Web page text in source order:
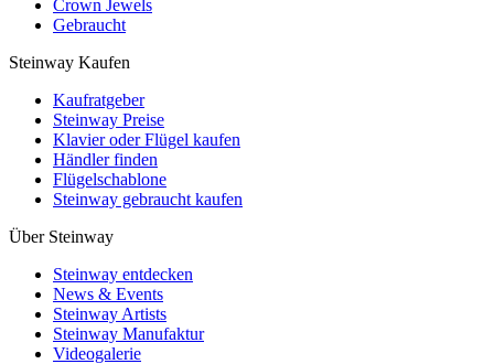
Crown Jewels
Gebraucht
Steinway Kaufen
Kaufratgeber
Steinway Preise
Klavier oder Flügel kaufen
Händler finden
Flügelschablone
Steinway gebraucht kaufen
Über Steinway
Steinway entdecken
News & Events
Steinway Artists
Steinway Manufaktur
Videogalerie